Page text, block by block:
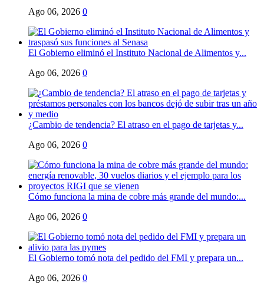
Ago 06, 2026 0
El Gobierno eliminó el Instituto Nacional de Alimentos y...
Ago 06, 2026 0
¿Cambio de tendencia? El atraso en el pago de tarjetas y...
Ago 06, 2026 0
Cómo funciona la mina de cobre más grande del mundo:...
Ago 06, 2026 0
El Gobierno tomó nota del pedido del FMI y prepara un...
Ago 06, 2026 0